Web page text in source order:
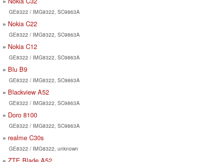
GE8322 / IMG8322, SC9863A
Nokia C22
GE8322 / IMG8322, SC9863A
Nokia C12
GE8322 / IMG8322, SC9863A
Blu B9
GE8322 / IMG8322, SC9863A
Blackview A52
GE8322 / IMG8322, SC9863A
Doro 8100
GE8322 / IMG8322, SC9863A
realme C30s
GE8322 / IMG8322, unknown